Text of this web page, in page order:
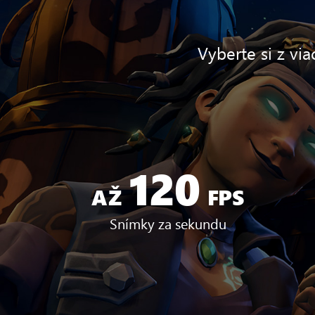
Vyberte si z
120
FPS
AŽ 120 FPS
Snímky za sekundu